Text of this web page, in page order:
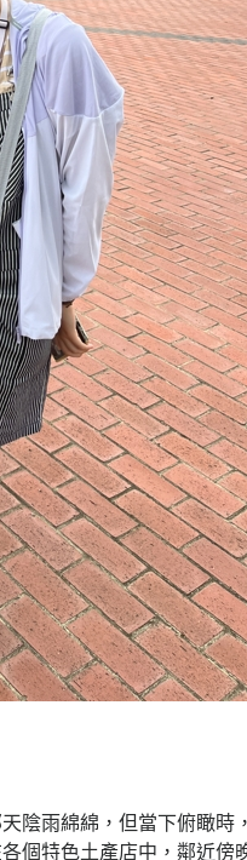
陰雨綿綿，但當下俯瞰時
個特色土產店中，鄰近傍